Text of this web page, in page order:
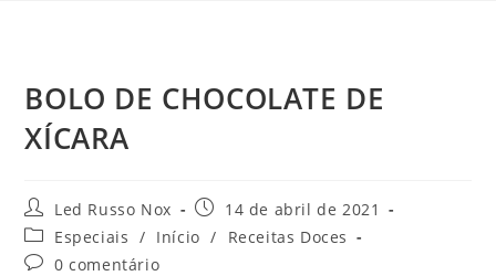
BOLO DE CHOCOLATE DE
XÍCARA
Led Russo Nox
14 de abril de 2021
Especiais / Início /
Receitas Doces
0 comentário